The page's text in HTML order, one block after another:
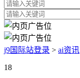
j9国际站登录 > ai资讯
18